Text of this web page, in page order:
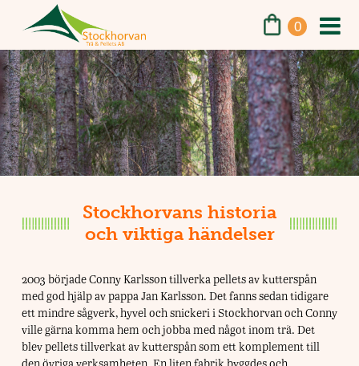
0
Stockhorvans historia
och viktiga händelser
2003 började Conny Karlsson tillverka pellets av kutterspån
med god hjälp av pappa Jan Karlsson. Det fanns sedan tidigare
ett mindre sågverk, hyvel och snickeri i Stockhorvan och Conny
ville gärna komma hem och jobba med något inom trä. Det
blev pellets tillverkat av kutterspån som ett komplement till